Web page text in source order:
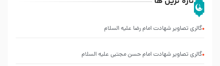
گالری تصاویر شهادت امام رضا علیه السلام
گالری تصاویر شهادت امام حسن مجتبی علیه السلام